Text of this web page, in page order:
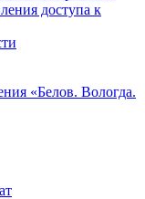
доступа к
«Белов. Вологда.